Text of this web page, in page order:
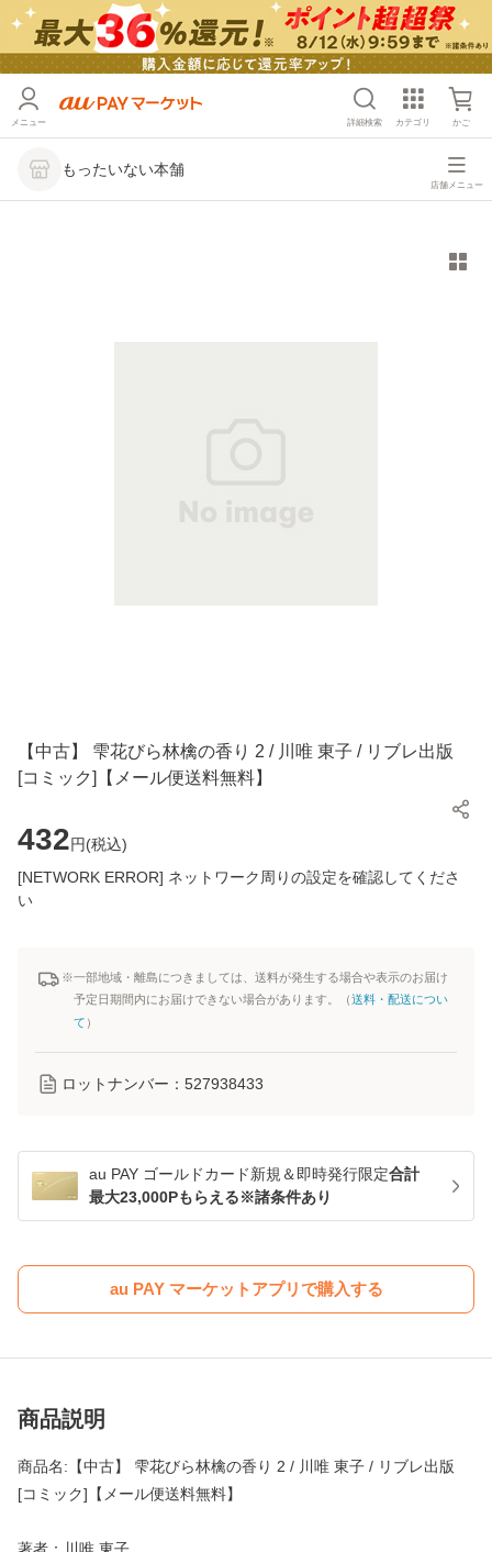
メニュー 詳細検索 カテゴリ かご
もったいない本舗
店舗メニュー
【中古】 雫花びら林檎の香り 2 / 川唯 東子 / リブレ出版
[コミック]【メール便送料無料】
432円(税込)
[NETWORK ERROR] ネットワーク周りの設定を確認してくださ
い
※一部地域・離島につきましては、送料が発生する場合や表示のお届け
予定日期間内にお届けできない場合があります。（送料・配送につい
て ）
ロットナンバー： 527938433
au PAY ゴールドカード新規＆即時発行限定合計
最大23,000Pもらえる※諸条件あり
au PAY マーケットアプリで購入する
商品説明
商品名:【中古】 雫花びら林檎の香り 2 / 川唯 東子 / リブレ出版
[コミック]【メール便送料無料】